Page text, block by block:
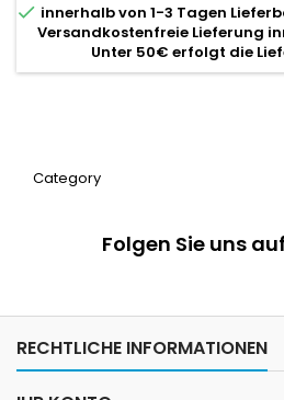
 innerhalb von 1-3 Tagen
Versandkostenfreie Lieferung
Unter 50€ erfolgt die
Category
Folgen Sie uns
RECHTLICHE INFORMATIONEN